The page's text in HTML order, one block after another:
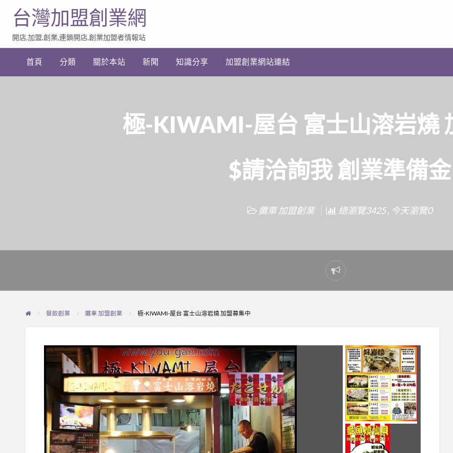
加
業
台灣加盟創業網
開店,加盟,創業,連鎖開店,創業加盟者情報站
首頁 分類 關於本站 新聞 知識分享 加盟創業網站連結
極-KIWAMI-屋台 富士山溶岩燒
$請洽詢我 創業準備金
攤車 加盟創業 總瀏覽3425 , 今天瀏覽0
Report
problem
餐飲創業 攤車 加盟創業 極-KIWAMI-屋台 富士山溶岩燒 加盟募集中